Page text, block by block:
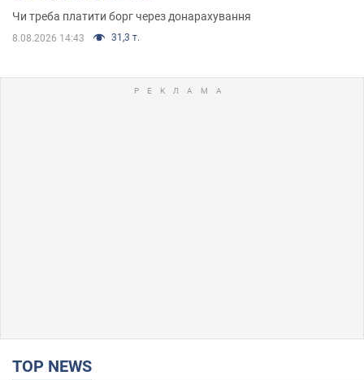
Чи треба платити борг через донарахування
8.08.2026 14:43 31,3 т.
TOP NEWS